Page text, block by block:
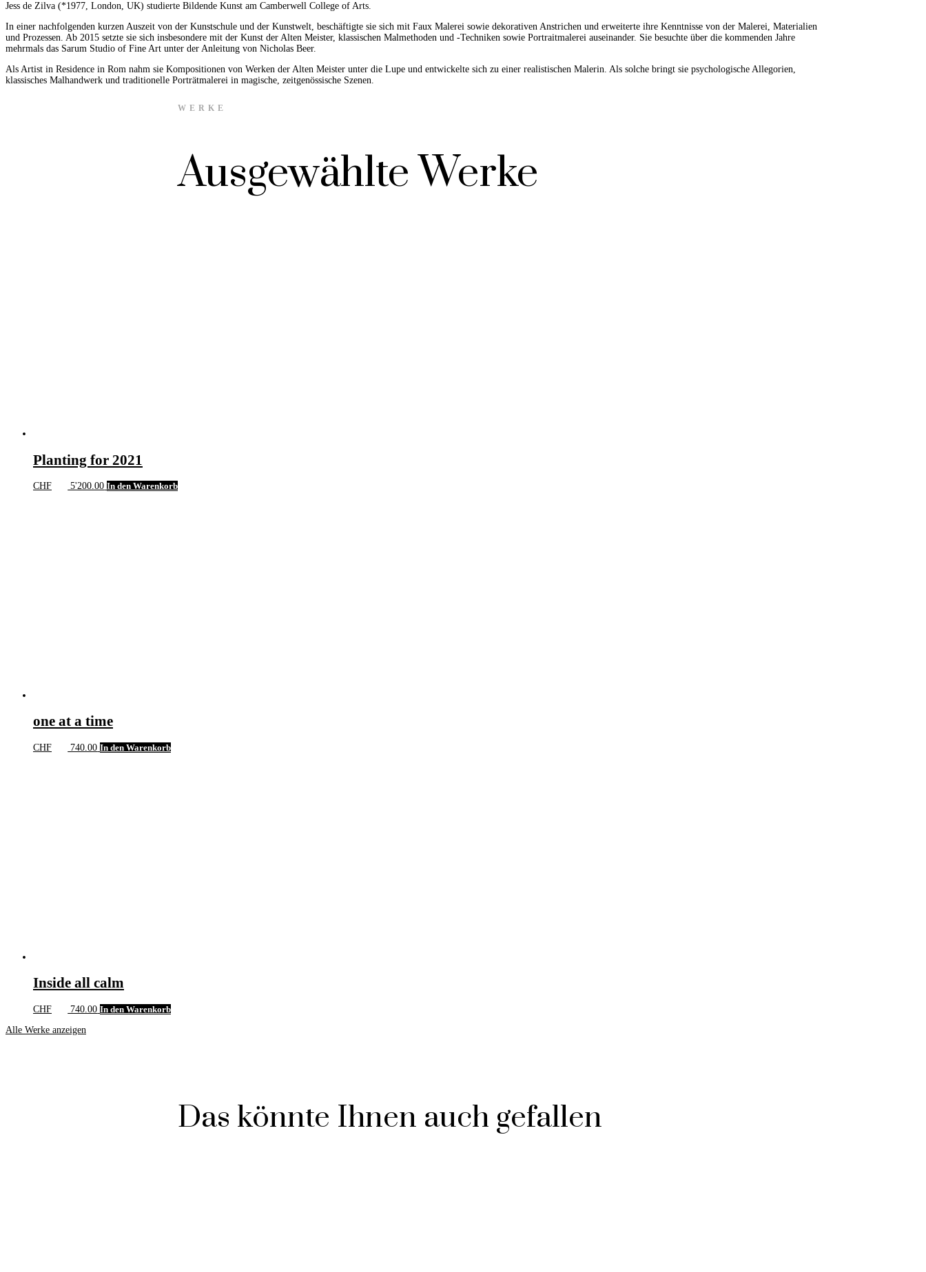
Jess de Zilva (*1977, London, UK) studierte Bildende Kunst am Camberwell College of Arts.
In einer nachfolgenden kurzen Auszeit von der Kunstschule und der Kunstwelt, beschäftigte sie sich mit Faux Malerei sowie dekorativen Anstrichen und erweiterte ihre Kenntnisse von der Malerei, Materialien
und Prozessen. Ab 2015 setzte sie sich insbesondere mit der Kunst der Alten Meister, klassischen Malmethoden und -Techniken sowie Portraitmalerei auseinander. Sie besuchte über die kommenden Jahre
mehrmals das Sarum Studio of Fine Art unter der Anleitung von Nicholas Beer.
Als Artist in Residence in Rom nahm sie Kompositionen von Werken der Alten Meister unter die Lupe und entwickelte sich zu einer realistischen Malerin. Als solche bringt sie psychologische Allegorien,
klassisches Malhandwerk und traditionelle Porträtmalerei in magische, zeitgenössische Szenen.
WERKE
Ausgewählte Werke
Planting for 2021
CHF 5'200.00 In den Warenkorb
one at a time
CHF 740.00 In den Warenkorb
Inside all calm
CHF 740.00 In den Warenkorb
Alle Werke anzeigen
Das könnte Ihnen auch gefallen